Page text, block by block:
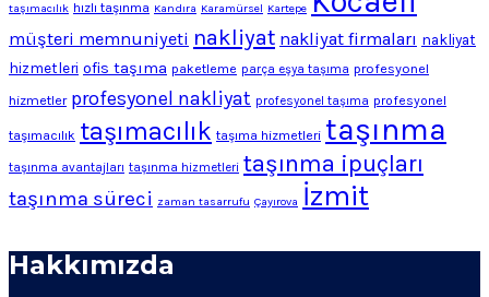
taşımacılık hızlı taşınma Kandıra Karamürsel Kartepe
müşteri memnuniyeti nakliyat nakliyat firmaları nakliyat
hizmetleri ofis taşıma paketleme parça eşya taşıma profesyonel
hizmetler profesyonel nakliyat profesyonel taşıma profesyonel
taşımacılık taşımacılık taşıma hizmetleri taşınma
taşınma avantajları taşınma hizmetleri taşınma ipuçları
taşınma süreci zaman tasarrufu Çayırova İzmit
Hakkımızda